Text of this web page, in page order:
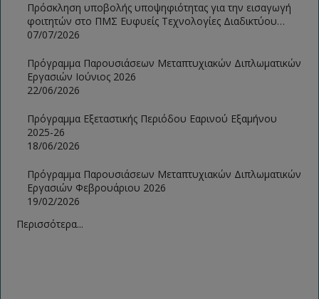
Πρόσκληση υποβολής υποψηφιότητας για την εισαγωγή
φοιτητών στο ΠΜΣ Ευφυείς Τεχνολογίες Διαδικτύου
2026-2027
07/07/2026
Πρόγραμμα Παρουσιάσεων Μεταπτυχιακών Διπλωματικών
Εργασιών Ιούνιος 2026
22/06/2026
Πρόγραμμα Εξεταστικής Περιόδου Εαρινού Εξαμήνου
2025-26
18/06/2026
Πρόγραμμα Παρουσιάσεων Μεταπτυχιακών Διπλωματικών
Εργασιών Φεβρουάριου 2026
19/02/2026
Περισσότερα...